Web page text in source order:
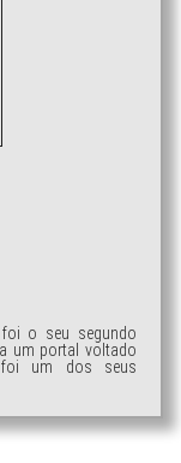
o seu segundo
um portal voltado
foi um dos seus